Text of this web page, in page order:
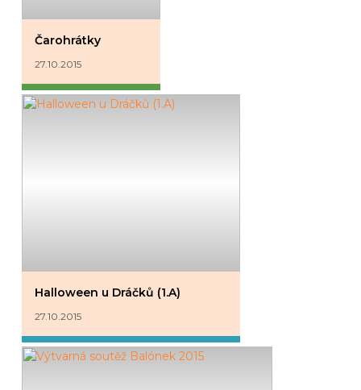
Čarohrátky
27.10.2015
Halloween u Dráčků (1.A)
27.10.2015